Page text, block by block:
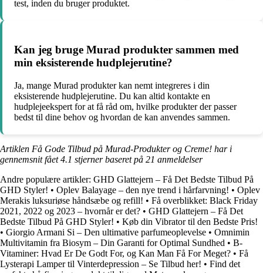
test, inden du bruger produktet.
Kan jeg bruge Murad produkter sammen med
min eksisterende hudplejerutine?
Ja, mange Murad produkter kan nemt integreres i din
eksisterende hudplejerutine. Du kan altid kontakte en
hudplejeekspert for at få råd om, hvilke produkter der passer
bedst til dine behov og hvordan de kan anvendes sammen.
Artiklen Få Gode Tilbud på Murad-Produkter og Creme! har i
gennemsnit fået4.1 stjerner baseret på 21 anmeldelser
Andre populære artikler: GHD Glattejern – Få Det Bedste Tilbud På
GHD Styler! • Oplev Balayage – den nye trend i hårfarvning! • Oplev
Merakis luksuriøse håndsæbe og refill! • Få overblikket: Black Friday
2021, 2022 og 2023 – hvornår er det? • GHD Glattejern – Få Det
Bedste Tilbud På GHD Styler! • Køb din Vibrator til den Bedste Pris!
• Giorgio Armani Si – Den ultimative parfumeoplevelse • Omnimin
Multivitamin fra Biosym – Din Garanti for Optimal Sundhed • B-
Vitaminer: Hvad Er De Godt For, og Kan Man Få For Meget? • Få
Lysterapi Lamper til Vinterdepression – Se Tilbud her! • Find det